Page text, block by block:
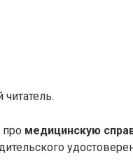
про медицинскую